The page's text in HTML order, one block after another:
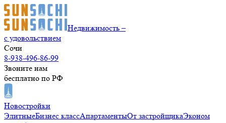
Недвижимость –
с удовольствием
Сочи
8-938-496-86-99
Звоните нам
бесплатно по РФ
Новостройки
ЭлитныеБизнес классАпартаментыОт застройщикаЭконом